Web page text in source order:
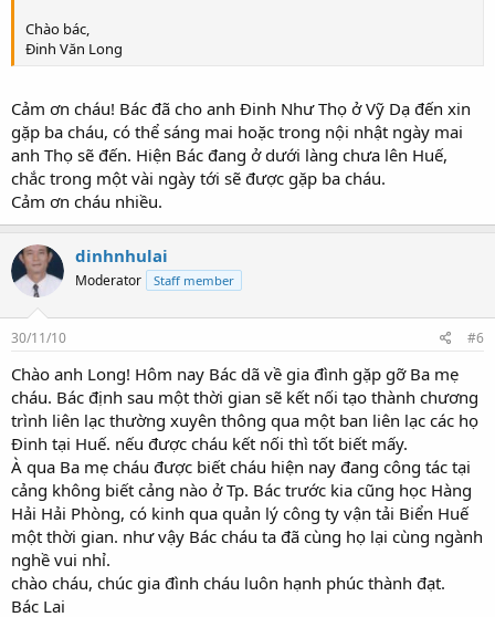
Chào bác,
Đinh Văn Long
Cảm ơn cháu! Bác đã cho anh Đinh Như Thọ ở Vỹ Dạ đến xin
gặp ba cháu, có thể sáng mai hoặc trong nội nhật ngày mai
anh Thọ sẽ đến. Hiện Bác đang ở dưới làng chưa lên Huế,
chắc trong một vài ngày tới sẽ được gặp ba cháu.
Cảm ơn cháu nhiều.
dinhnhulai
Moderator Staff member
30/11/10 #6
Chào anh Long! Hôm nay Bác dã về gia đình gặp gỡ Ba mẹ
cháu. Bác định sau một thời gian sẽ kết nối tạo thành chương
trình liên lạc thường xuyên thông qua một ban liên lạc các họ
Đinh tại Huế. nếu được cháu kết nối thì tốt biết mấy.
À qua Ba mẹ cháu được biết cháu hiện nay đang công tác tại
cảng không biết cảng nào ở Tp. Bác trước kia cũng học Hàng
Hải Hải Phòng, có kinh qua quản lý công ty vận tải Biển Huế
một thời gian. như vậy Bác cháu ta đã cùng họ lại cùng ngành
nghề vui nhỉ.
chào cháu, chúc gia đình cháu luôn hạnh phúc thành đạt.
Bác Lai